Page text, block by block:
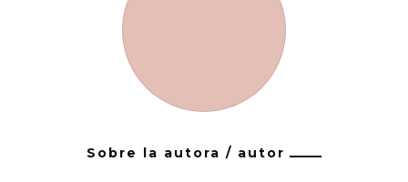
Sobre la autora / autor